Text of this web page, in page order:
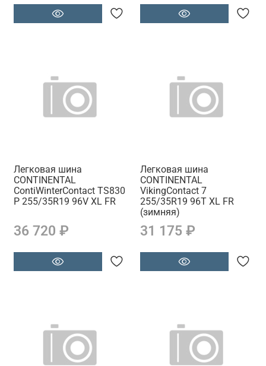
Легковая шина
CONTINENTAL
ContiWinterContact TS830
P 255/35R19 96V XL FR
36 720 ₽
Легковая шина
CONTINENTAL
VikingContact 7
255/35R19 96T XL FR
(зимняя)
31 175 ₽